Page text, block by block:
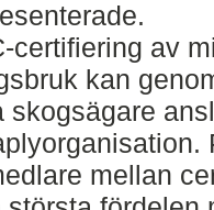
certifiering av
kan
skogsägare
mellan